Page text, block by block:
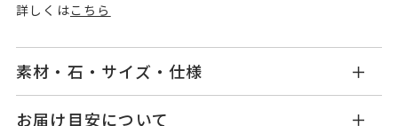
詳しくはこちら
素材・石・サイズ・仕様
品番
GL2445R001LQPG
お届け目安について